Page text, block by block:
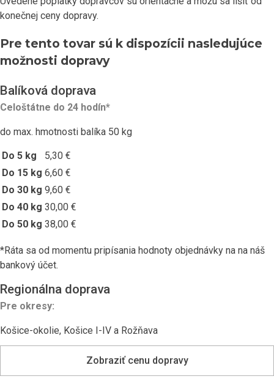
konečnej ceny dopravy.
Pre tento tovar sú k dispozícii nasledujúce
možnosti dopravy
Balíková doprava
Celoštátne do 24 hodín*
do max. hmotnosti balíka 50 kg
Do 5 kg
5,30 €
Do 15 kg 6,60 €
Do 30 kg 9,60 €
Do 40 kg 30,00 €
Do 50 kg 38,00 €
*Ráta sa od momentu pripísania hodnoty objednávky na na náš
bankový účet.
Regionálna doprava
Pre okresy:
Košice-okolie, Košice I-IV a Rožňava
Zobraziť cenu dopravy